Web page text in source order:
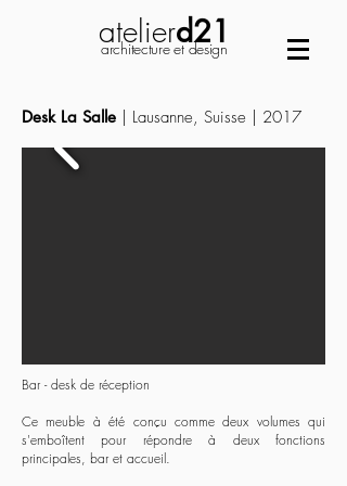
architecture et design
atelierd21
Desk La Salle | Lausanne, Suisse | 2017
Bar - desk de réception
Ce meuble à été conçu comme deux volumes qui
s'emboîtent pour répondre à deux fonctions
principales, bar et accueil.